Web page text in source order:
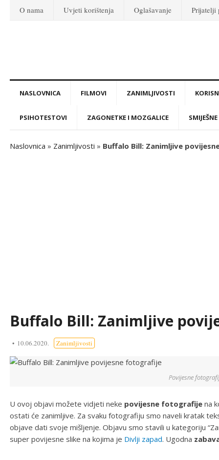
O nama Uvjeti korištenja Oglašavanje Prijatelji
NASLOVNICA FILMOVI ZANIMLJIVOSTI
PSIHOTESTOVI ZAGONETKE I MOZGALICE
Naslovnica » Zanimljivosti » Buffalo Bill: Zanimljive
Buffalo Bill: Zanimljive
10.06.2020. Zanimljivosti
Povijesne
U ovoj objavi možete vidjeti neke povijesne fotografije na
ostati će zanimljive. Za svaku fotografiju smo naveli kratak
objave dati svoje mišljenje. Objavu smo stavili u kategoriju
super povijesne slike na kojima je Divlji zapad. Ugodna